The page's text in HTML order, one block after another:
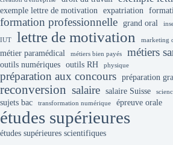
exemple lettre de motivation expatriation
formation professionnelle grand oral
IUT lettre de motivation marketing
métier paramédical métiers bien payés métiers
outils numériques outils RH physique
préparation aux concours préparation
reconversion salaire salaire Suisse
sujets bac transformation numérique épreuve orale
études supérieures
études supérieures scientifiques